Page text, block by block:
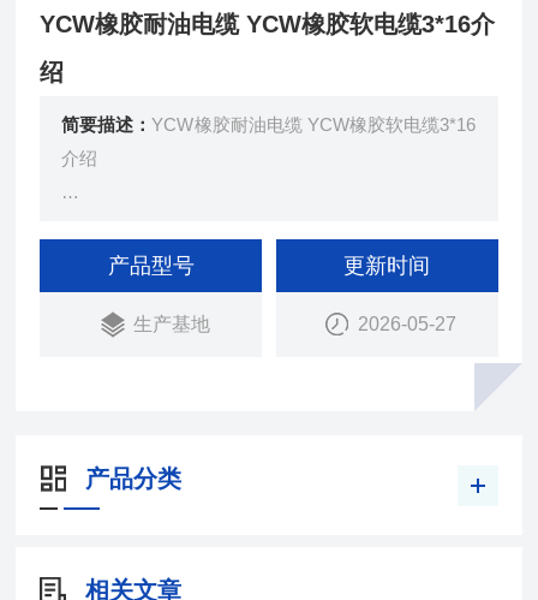
YCW橡胶耐油电缆 YCW橡胶软电缆3*16介
绍
简要描述：YCW橡胶耐油电缆 YCW橡胶软电缆3*16
介绍
绝缘层、经后，多股绞合成揽，再挤包橡皮护套、而
成。
产品型号
生产基地
更新时间
2026-05-27
产品分类
相关文章